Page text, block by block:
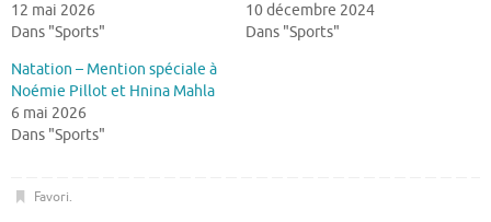
12 mai 2026
Dans "Sports"
10 décembre 2024
Dans "Sports"
Natation – Mention spéciale à
Noémie Pillot et Hnina Mahla
6 mai 2026
Dans "Sports"
Favori.